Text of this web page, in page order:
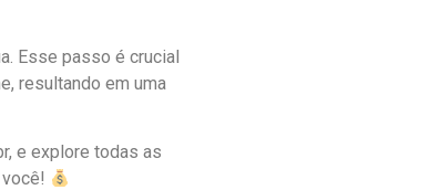
Esse passo é crucial
resultando em uma
e explore todas as